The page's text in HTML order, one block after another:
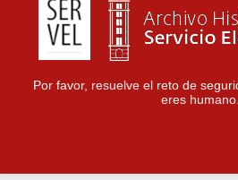
Por favor, resuelve el reto de
eres humano.